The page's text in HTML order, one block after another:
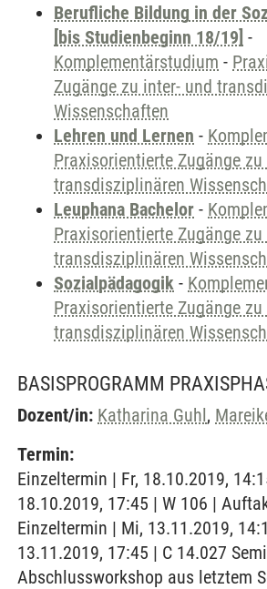
Berufliche Bildung in der
[bis Studienbeginn 18/19] -
Komplementärstudium -
Zugänge zu inter- und
Wissenschaften
Lehren und Lernen -
Praxisorientierte Zugänge
transdisziplinären
Leuphana Bachelor -
Praxisorientierte Zugänge
transdisziplinären
Sozialpädagogik -
Praxisorientierte Zugänge
transdisziplinären
BASISPROGRAMM
Dozent/in: Katharina Guhl,
Termin:
Einzeltermin | Fr, 18.10.2019,
18.10.2019, 17:45 | W 106 |
Einzeltermin | Mi, 13.11.2019,
13.11.2019, 17:45 | C 14.027
Abschlussworkshop aus letztem